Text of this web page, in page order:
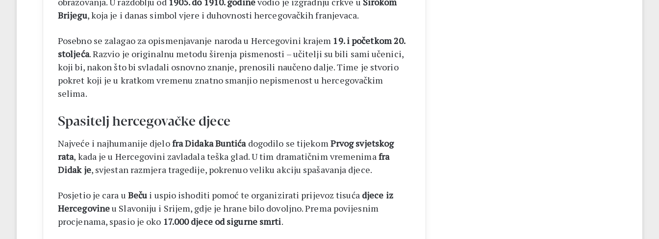
Brijegu, koja je i danas simbol vjere i duhovnosti hercegovačkih franjevaca.
Posebno se zalagao za opismenjavanje naroda u Hercegovini krajem 19. i početkom 20.
stoljeća. Razvio je originalnu metodu širenja pismenosti – učitelji su bili sami učenici,
koji bi, nakon što bi svladali osnovno znanje, prenosili naučeno dalje. Time je stvorio
pokret koji je u kratkom vremenu znatno smanjio nepismenost u hercegovačkim
selima.
Spasitelj hercegovačke djece
Najveće i najhumanije djelofra Didaka Buntićadogodilo se tijekomPrvog svjetskog
rata, kada je u Hercegovini zavladala teška glad. U tim dramatičnim vremenimafra
Didak je, svjestan razmjera tragedije, pokrenuo veliku akciju spašavanja djece.
Posjetio je cara u Beču i uspio ishoditi pomoć te organizirati prijevoz tisuća djece iz
Hercegovineu Slavoniju i Srijem, gdje je hrane bilo dovoljno. Prema povijesnim
procjenama, spasio je oko 17.000 djece od sigurne smrti.